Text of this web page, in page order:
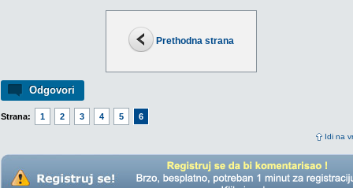
Prethodna strana
Odgovori
Strana: 1 2 3 4 5 6
Idi na